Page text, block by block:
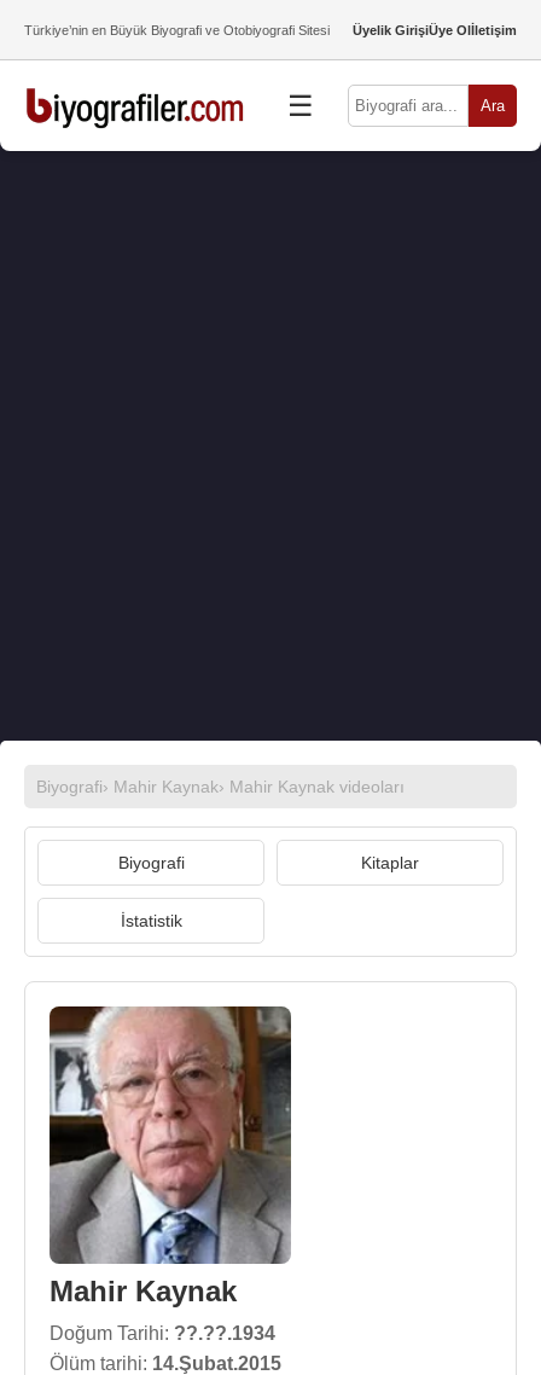
Türkiye’nin en Büyük Biyografi ve Otobiyografi Sitesi Üyelik GirişiÜye Olİletişim
☰ Ara
Biyografi› Mahir Kaynak› Mahir Kaynak videoları
Biyografi Kitaplar
İstatistik
Mahir Kaynak
Doğum Tarihi: ??.??.1934
Ölüm tarihi: 14.Şubat.2015